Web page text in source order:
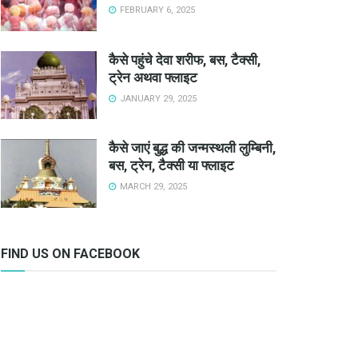
FEBRUARY 6, 2025
कैसे पहुंचे देवा शरीफ, बस, टैक्सी,
ट्रेन अथवा फ्लाइट
JANUARY 29, 2025
कैसे जाएं बुद्ध की जन्मस्थली लुम्बिनी,
बस, ट्रेन, टैक्सी या फ्लाइट
MARCH 29, 2025
FIND US ON FACEBOOK